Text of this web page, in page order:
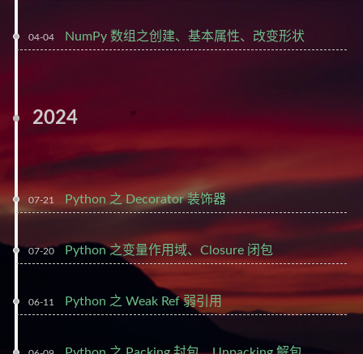
04-04 NumPy 数组之创建、基本属性、改变形状
2024
07-21 Python 之 Decorator 装饰器
07-20 Python 之变量作用域、Closure 闭包
06-11 Python 之 Weak Ref 弱引用